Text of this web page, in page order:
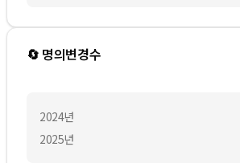
🔄 명의변경수
2024년
2025년